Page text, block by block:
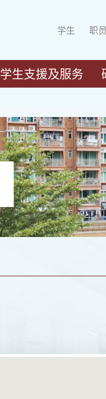
学生 职员
学生支援及服务